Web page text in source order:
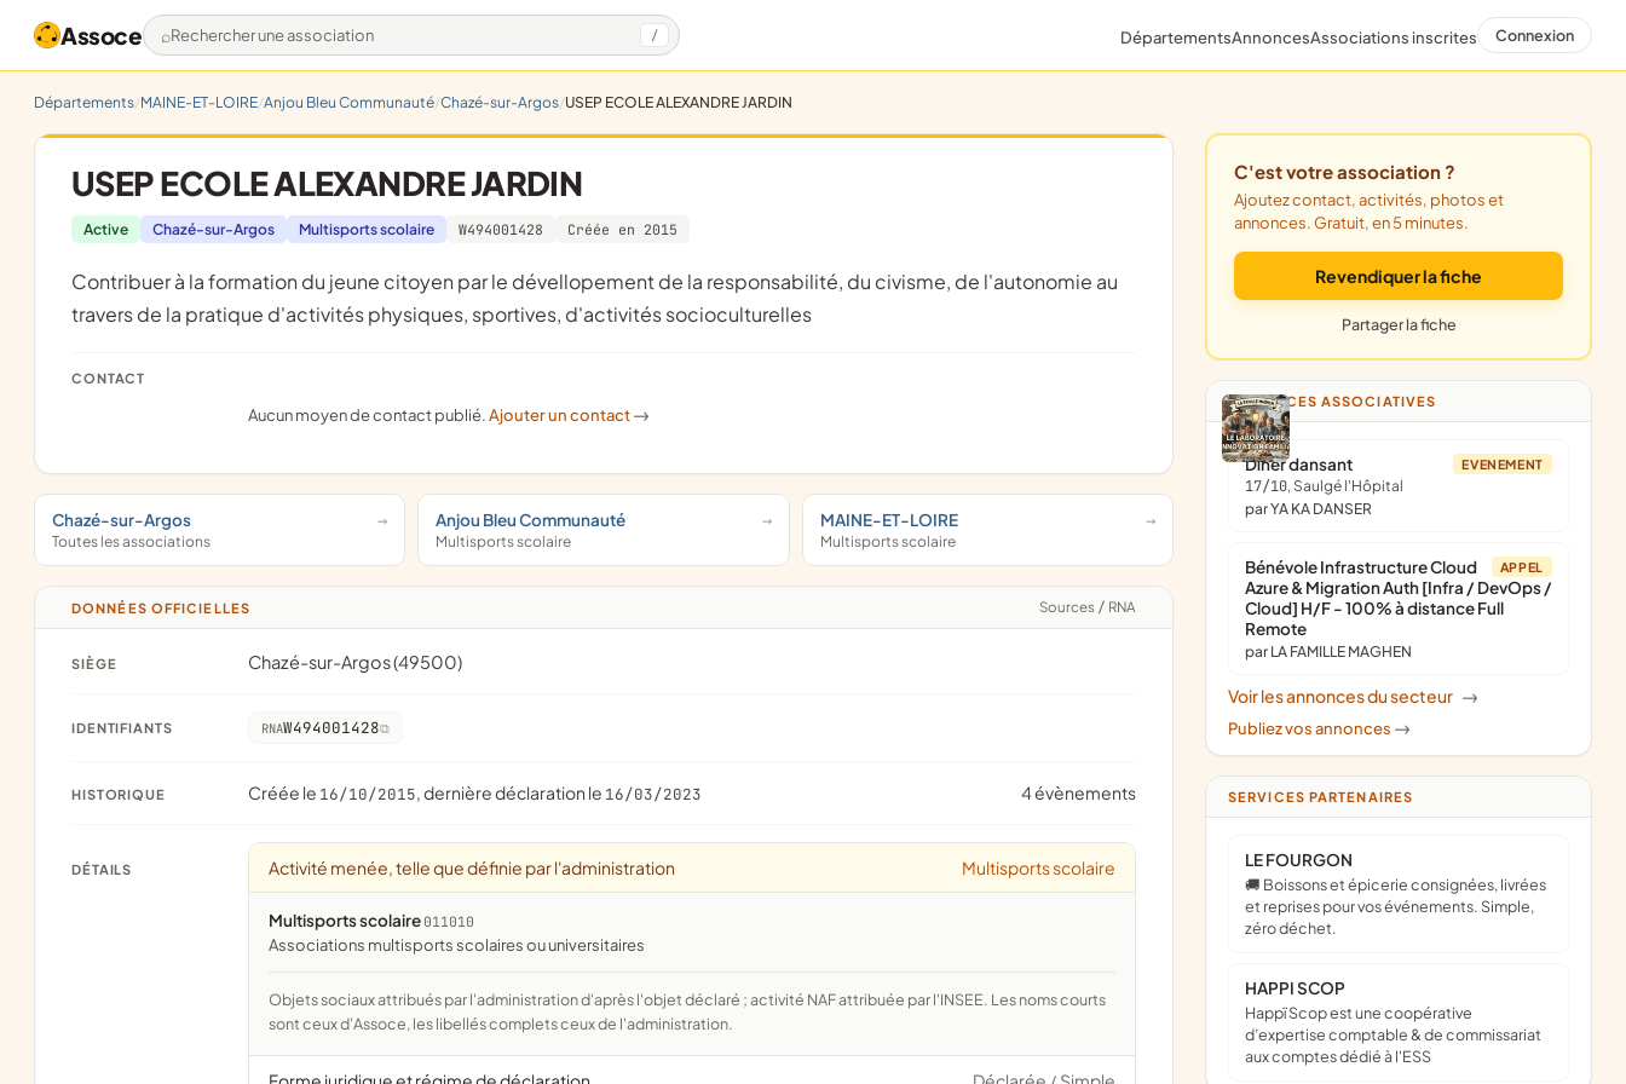
Assoce Rechercher une association / DépartementsAnnoncesAssociations inscrites Connexion
Départements MAINE-ET-LOIRE Anjou Bleu Communauté Chazé-sur-Argos USEP ECOLE ALEXANDRE JARDIN
USEP ECOLE ALEXANDRE JARDIN
Active Chazé-sur-Argos Multisports scolaire W494001428 Créée en 2015
contribuer à la formation du jeune citoyen par le dévellopement de la responsabilité, du civisme, de l'autonomie au
travers de la pratique d'activités physiques, sportives, d'activités socioculturelles
CONTACT
Aucun moyen de contact publié.Ajouter un contact ->
Chazé-sur-Argos
Toutes les associations
Anjou Bleu Communauté
Multisports scolaire
MAINE-ET-LOIRE
Multisports scolaire
DONNÉES OFFICIELLES Sources / RNA
SIÈGE Chazé-sur-Argos (49500)
IDENTIFIANTS RNAW494001428
HISTORIQUE Créée le 16/10/2015, dernière déclaration le 16/03/2023 4 évènements
DÉTAILS Activité menée, telle que définie par l'administration Multisports scolaire
Multisports scolaire 011010
associations multisports scolaires ou universitaires
Objets sociaux attribués par l'administration d'après l'objet déclaré ; activité NAF attribuée par l'INSEE. Les noms courts
sont ceux d'Assoce, les libellés complets ceux de l'administration.
C'est votre association ?
Ajoutez contact, activités, photos et
annonces. Gratuit, en 5 minutes.
Revendiquer la fiche
Partager la fiche
ANNONCES ASSOCIATIVES
EVENEMENT
Dîner dansant
17/10, Saulgé l'Hôpital
par YA KA DANSER
APPEL
Bénévole Infrastructure Cloud
Azure & Migration Auth [Infra / DevOps /
Cloud] H/F - 100% à distance Full
Remote
par LA FAMILLE MAGHEN
Voir les annonces du secteur ->
Publiez vos annonces ->
SERVICES PARTENAIRES
LE FOURGON
🚚 Boissons et épicerie consignées, livrées
et reprises pour vos événements. Simple,
zéro déchet.
HAPPI SCOP
Happï Scop est une coopérative
d’expertise comptable & de commissariat
aux comptes dédié à l'ESS